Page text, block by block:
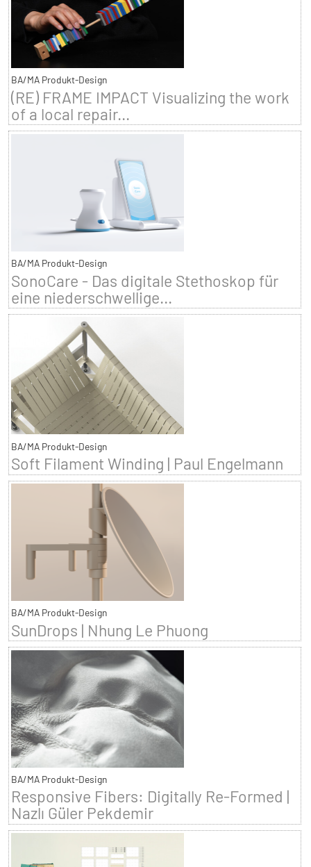
BA/MA Produkt-Design
(RE) FRAME IMPACT Visualizing the work
of a local repair...
BA/MA Produkt-Design
SonoCare - Das digitale Stethoskop für
eine niederschwellige...
BA/MA Produkt-Design
Soft Filament Winding | Paul Engelmann
BA/MA Produkt-Design
SunDrops | Nhung Le Phuong
BA/MA Produkt-Design
Responsive Fibers: Digitally Re-Formed |
Nazlı Güler Pekdemir